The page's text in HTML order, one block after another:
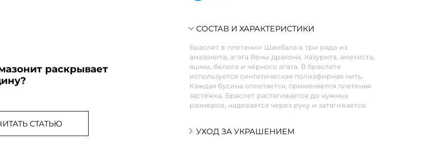
раскрывает
СТАТЬЮ
СОСТАВ И ХАРАКТЕРИСТИКИ
Браслет в плетении Шамбала в три ряда из
амазонита, агата Вены дракона, лазурита, аметиста,
яшмы, белого и чёрного агата. В браслете
используется синтетическая полиэфирная нить.
Каждая бусина оплетается, применяется плетеная
застёжка. Браслет растягивается до нужных
размеров, надевается через руку и затягивается.
УХОД ЗА УКРАШЕНИЕМ